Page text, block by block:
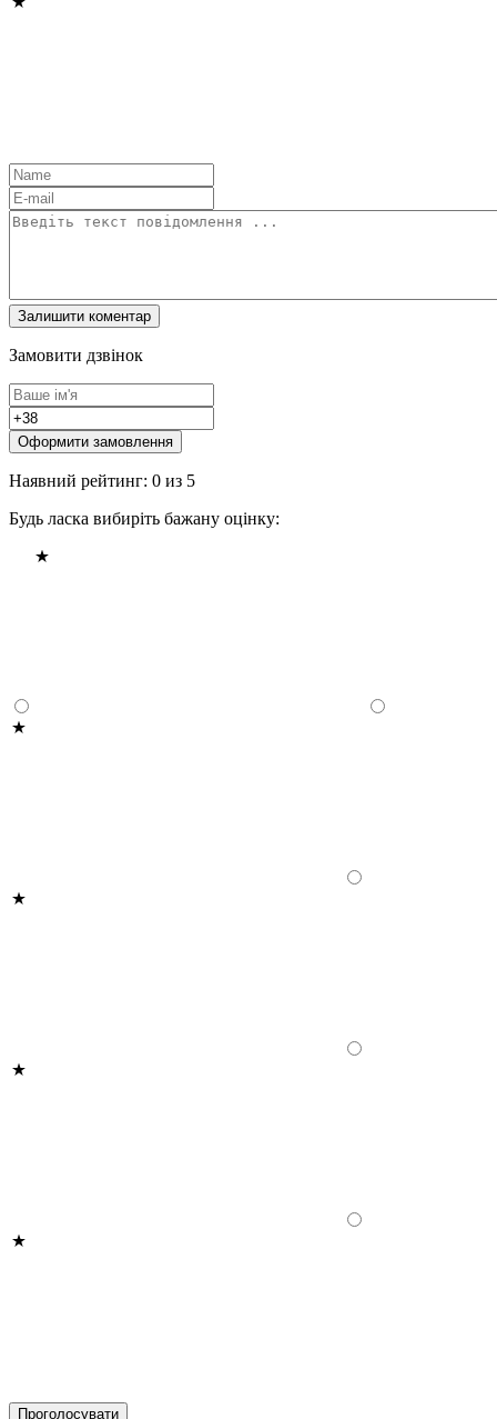
Замовити дзвінок
Оформити замовлення
Наявний рейтинг: 0 из 5
Будь ласка вибиріть бажану оцінку: